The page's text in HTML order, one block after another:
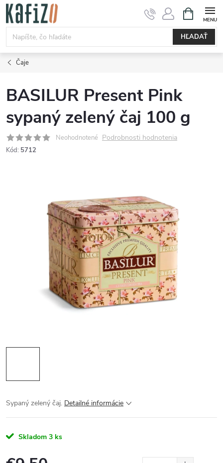
Prejsť
obsah
HĽADAŤ
KOŠÍK
Čaje
BASILUR Present Pink
sypaný zelený čaj 100 g
Neohodnotené Podrobnosti hodnotenia
Kód: 5712
Sypaný zelený čaj. Detailné informácie
Skladom 3 ks